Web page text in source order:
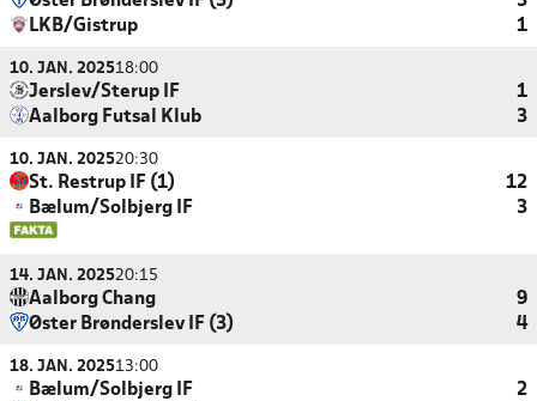
LKB/Gistrup
1
10. JAN. 202518:00
Jerslev/Sterup IF
1
Aalborg Futsal Klub
3
10. JAN. 202520:30
St. Restrup IF (1)
12
Bælum/Solbjerg IF
3
14. JAN. 202520:15
Aalborg Chang
9
Øster Brønderslev IF (3)
4
18. JAN. 202513:00
Bælum/Solbjerg IF
2